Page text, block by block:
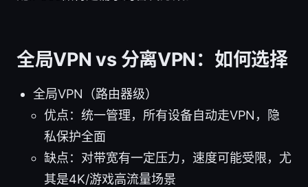
全局VPN vs 分离VPN：如何选择
全局VPN（路由器级）
优点：统一管理，所有设备自动走VPN，隐
私保护全面
缺点：对带宽有一定压力，速度可能受限，尤
其是4K/游戏高流量场景